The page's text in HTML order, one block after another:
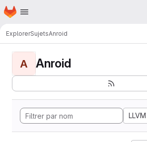
Passer au contenu principal
Page d'accueil
ExplorerSujetsAnroid
A Anroid
LLVM